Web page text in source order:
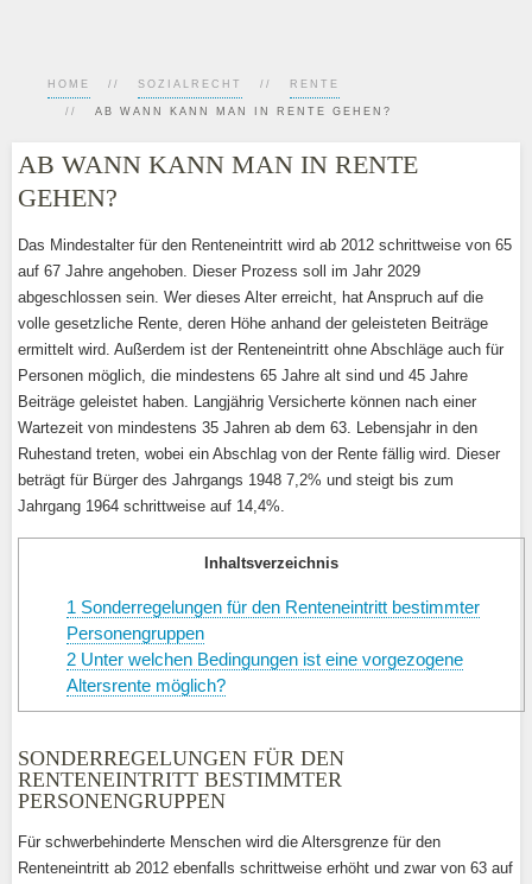
HOME SOZIALRECHT RENTE
AB WANN KANN MAN IN RENTE GEHEN?
AB WANN KANN MAN IN RENTE
GEHEN?
Das Mindestalter für den Renteneintritt wird ab 2012 schrittweise von 65
auf 67 Jahre angehoben. Dieser Prozess soll im Jahr 2029
abgeschlossen sein. Wer dieses Alter erreicht, hat Anspruch auf die
volle gesetzliche Rente, deren Höhe anhand der geleisteten Beiträge
ermittelt wird. Außerdem ist der Renteneintritt ohne Abschläge auch für
Personen möglich, die mindestens 65 Jahre alt sind und 45 Jahre
Beiträge geleistet haben. Langjährig Versicherte können nach einer
Wartezeit von mindestens 35 Jahren ab dem 63. Lebensjahr in den
Ruhestand treten, wobei ein Abschlag von der Rente fällig wird. Dieser
beträgt für Bürger des Jahrgangs 1948 7,2% und steigt bis zum
Jahrgang 1964 schrittweise auf 14,4%.
Inhaltsverzeichnis
1 Sonderregelungen für den Renteneintritt bestimmter
Personengruppen
2 Unter welchen Bedingungen ist eine vorgezogene
Altersrente möglich?
SONDERREGELUNGEN FÜR DEN
RENTENEINTRITT BESTIMMTER
PERSONENGRUPPEN
Für schwerbehinderte Menschen wird die Altersgrenze für den
Renteneintritt ab 2012 ebenfalls schrittweise erhöht und zwar von 63 auf